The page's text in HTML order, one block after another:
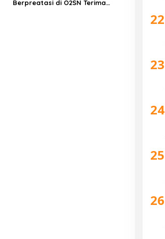
Berpreatasi di O2SN Terima
22
23
24
25
26